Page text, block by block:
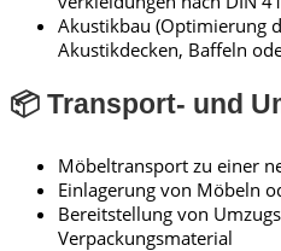
Akustikbau (Optimierung
Akustikdecken, Baffeln
📦 Transport- und
Möbeltransport zu einer
Einlagerung von Möbeln
Bereitstellung von
Verpackungsmaterial